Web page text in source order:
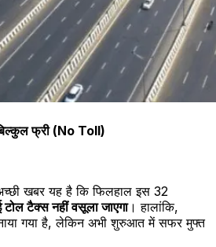
फ्री (No Toll)
खबर यह है कि फिलहाल इस 32
टोल टैक्स नहीं वसूला जाएगा। हालांकि,
गया है, लेकिन अभी शुरुआत में सफर मुफ्त